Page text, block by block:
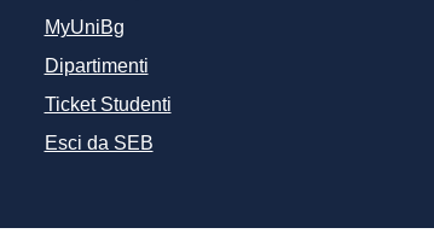
MyUniBg
Dipartimenti
Ticket Studenti
Esci da SEB